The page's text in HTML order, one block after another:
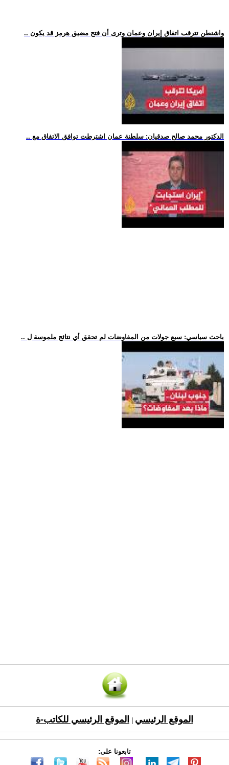
.. واشنطن تترقب اتفاق إيران وعمان وترى أن فتح مضيق هرمز قد يكون
.. الدكتور محمد صالح صدقيان: سلطنة عمان اشترطت توافق الاتفاق مع
.. باحث سياسي: سبع جولات من المفاوضات لم تحقق أي نتائج ملموسة ل
الموقع الرئيسي الموقع الرئيسي للكاتب-ة
تابعونا على: